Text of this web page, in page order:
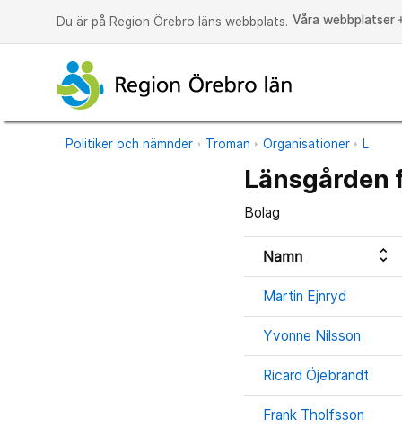
Du är på Region Örebro läns webbplats. Våra webbplatser
Politiker och nämnder Troman Organisationer L
Länsgården
Bolag
Namn unfold_more
Martin Ejnryd
Yvonne Nilsson
Ricard Öjebrandt
Frank Tholfsson